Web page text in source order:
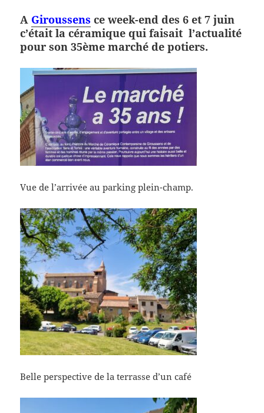
A Giroussens ce week-end des 6 et 7 juin
c’était la céramique qui faisait l’actualité
pour son 35ème marché de potiers.
Vue de l’arrivée au parking plein-champ.
Belle perspective de la terrasse d’un café